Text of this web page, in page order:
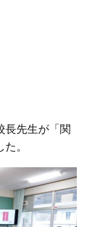
長先生が「関
。